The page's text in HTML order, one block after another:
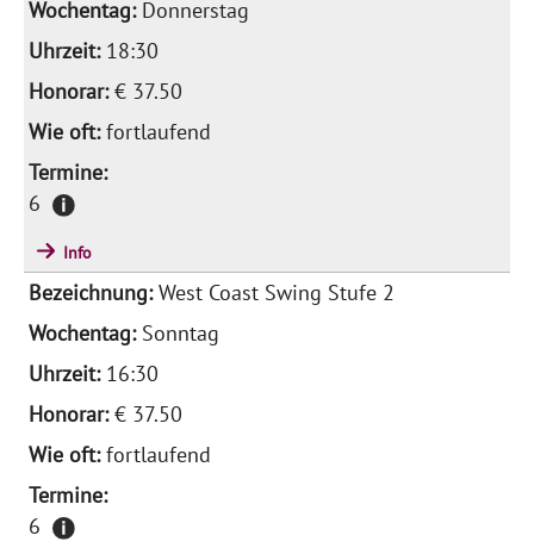
Donnerstag
18:30
€ 37.50
fortlaufend
6
Info
West Coast Swing Stufe 2
Sonntag
16:30
€ 37.50
fortlaufend
6